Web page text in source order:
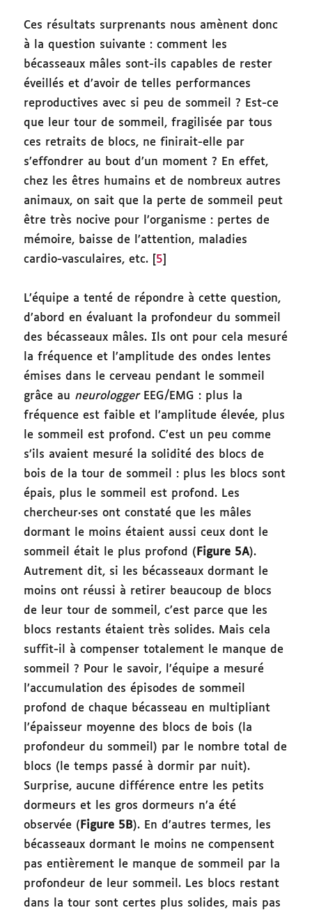
Ces résultats surprenants nous amènent donc
à la question suivante : comment les
bécasseaux mâles sont-ils capables de rester
éveillés et d’avoir de telles performances
reproductives avec si peu de sommeil ? Est-ce
que leur tour de sommeil, fragilisée par tous
ces retraits de blocs, ne finirait-elle par
s’effondrer au bout d’un moment ? En effet,
chez les êtres humains et de nombreux autres
animaux, on sait que la perte de sommeil peut
être très nocive pour l’organisme : pertes de
mémoire, baisse de l’attention, maladies
cardio-vasculaires, etc. [ 5
L’équipe a tenté de répondre à cette question,
d’abord en évaluant la profondeur du sommeil
des bécasseaux mâles. Ils ont pour cela mesuré
la fréquence et l’amplitude des ondes lentes
émises dans le cerveau pendant le sommeil
grâce au neurologgerEEG/EMG : plus la
fréquence est faible et l’amplitude élevée, plus
le sommeil est profond. C’est un peu comme
s’ils avaient mesuré la solidité des blocs de
bois de la tour de sommeil : plus les blocs sont
épais, plus le sommeil est profond. Les
chercheur·ses ont constaté que les mâles
dormant le moins étaient aussi ceux dont le
sommeil était le plus profond ( Figure 5A).
Autrement dit, si les bécasseaux dormant le
moins ont réussi à retirer beaucoup de blocs
de leur tour de sommeil, c’est parce que les
blocs restants étaient très solides. Mais cela
suffit-il à compenser totalement le manque de
sommeil ? Pour le savoir, l’équipe a mesuré
l’accumulation des épisodes de sommeil
profond de chaque bécasseau en multipliant
l’épaisseur moyenne des blocs de bois (la
profondeur du sommeil) par le nombre total de
blocs (le temps passé à dormir par nuit).
Surprise, aucune différence entre les petits
dormeurs et les gros dormeurs n’a été
observée ( Figure 5B). En d’autres termes, les
bécasseaux dormant le moins ne compensent
pas entièrement le manque de sommeil par la
profondeur de leur sommeil. Les blocs restant
dans la tour sont certes plus solides, mais pas